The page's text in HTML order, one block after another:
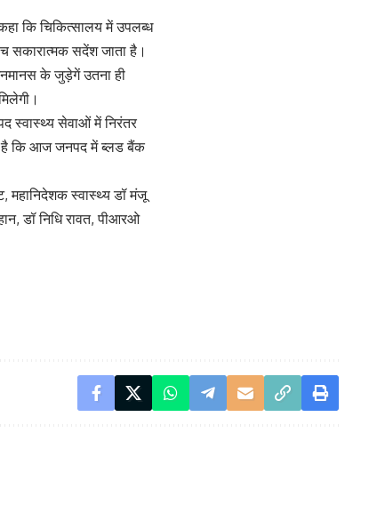
कि चिकित्सालय में उपलब्ध
सकारात्मक सदेंश जाता है।
के जुड़ेगें उतना ही
स्वास्थ्य सेवाओं में निरंतर
है कि आज जनपद में ब्लड बैंक
महानिदेशक स्वास्थ्य डॉ मंजू
डॉ निधि रावत, पीआरओ